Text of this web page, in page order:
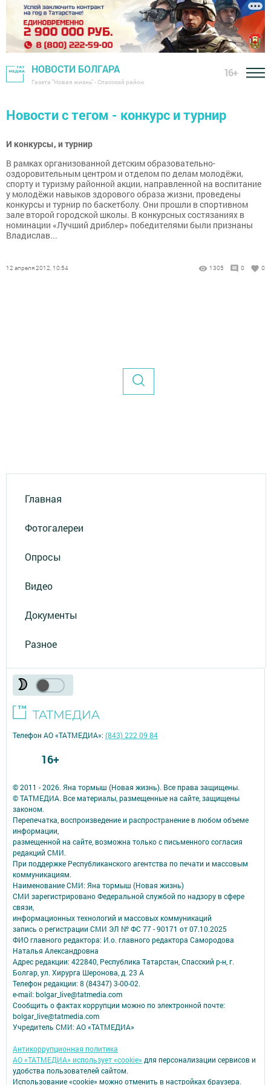
НОВОСТИ БОЛГАРА
Газета "Новая жизнь" - Спасский район
16+
Новости с тегом - конкурс и турнир
И конкурсы, и турнир
В рамках организованной детским образовательно-
оздоровительным центром и отделом по делам молодёжи,
спорту и туризму районной акции, направленной на воспитание
у молодёжи навыков здорового образа жизни, проведены
конкурсы и турнир по баскетболу. Они прошли в спортивном
зале второй городской школы. В конкурсных состязаниях в
номинации «Лучший дриблер» победителями были признаны
Владислав...
12 апреля 2012, 10:54 1305 0 0
Главная
Фотогалереи
Опросы
Видео
Документы
Разное
© 2011 - 2026. Яна тормыш (Новая жизнь). Все права защищены.
© ТАТМЕДИА. Все материалы, размещенные на сайте, защищены
законом.
Перепечатка, воспроизведение и распространение в любом объеме
информации,
размещенной на сайте, возможна только с письменного согласия
редакций СМИ.
При поддержке Республиканского агентства по печати и массовым
коммуникациям.
Наименование СМИ: Яна тормыш (Новая жизнь)
СМИ зарегистрировано Федеральной службой по надзору в сфере
связи,
информационных технологий и массовых коммуникаций
запись о регистрации СМИ ЭЛ № ФС 77 - 90171 от 07.10.2025
ФИО главного редактора: И.о. главного редактора Самородова
Наталья Александровна
Адрес редакции: 422840, Республика Татарстан, Спасский р-н, г.
Болгар, ул. Хирурга Шеронова, д. 23 А
Телефон редакции: 8 (84347) 3-00-02.
e-mail: bolgar_live@tatmedia.com
Сообщить о фактах коррупции можно по электронной почте:
bolgar_live@tatmedia.com
Учредитель СМИ: АО «ТАТМЕДИА»
Антикоррупционная политика
АО «ТАТМЕДИА» использует «cookie» для персонализации сервисов и
удобства пользователей сайтом.
Использование «cookie» можно отменить в настройках браузера.
Телефон АО «ТАТМЕДИА»:(843) 222 09 84
16+